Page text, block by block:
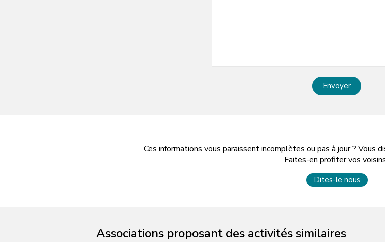
Envoyer
Ces informations vous paraissent incomplètes ou pas à jour ? Vous
Faites-en profiter vos
Dites-le nous
Associations proposant des activités similaires